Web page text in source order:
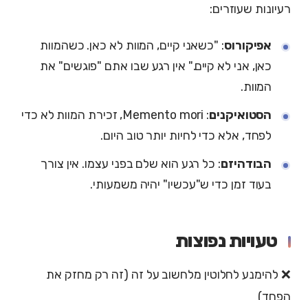
רעיונות שעוזרים:
אפיקורוס: "כשאני קיים, המוות לא כאן. כשהמוות
כאן, אני לא קיים." אין רגע שבו אתם "פוגשים" את
המוות.
הסטואיקנים
: Memento mori, זכירת המוות לא כדי
לפחד, אלא כדי לחיות יותר טוב היום.
הבודהיזם: כל רגע הוא שלם בפני עצמו. אין צורך
בעוד זמן כדי ש"עכשיו" יהיה משמעותי.
טעויות נפוצות
❌ להימנע לחלוטין מלחשוב על זה (זה רק מחזק את
הפחד)